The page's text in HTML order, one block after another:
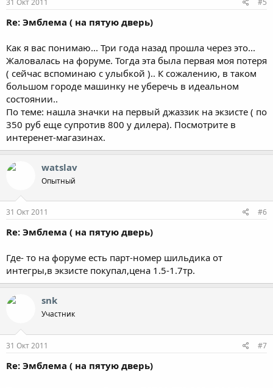
Re: Эмблема ( на пятую дверь)
Как я вас понимаю... Три года назад прошла через это...
Жаловалась на форуме. Тогда эта была первая моя потеря
( сейчас вспоминаю с улыбкой ).. К сожалению, в таком
большом городе машинку не уберечь в идеальном
состоянии..
По теме: нашла значки на первый джаззик на экзисте ( по
350 руб еще супротив 800 у дилера). Посмотрите в
интеренет-магазинах.
watslav
Опытный
31 Окт 2011 #6
Re: Эмблема ( на пятую дверь)
Где- то на форуме есть парт-номер шильдика от
интегры,в экзисте покупал,цена 1.5-1.7тр.
snk
Участник
31 Окт 2011 #7
Re: Эмблема ( на пятую дверь)